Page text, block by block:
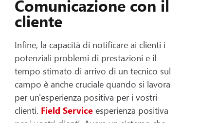
Comunicazione con il
cliente
Infine, la capacità di notificare ai clienti i
potenziali problemi di prestazioni e il
tempo stimato di arrivo di un tecnico sul
campo è anche cruciale quando si lavora
per un'esperienza positiva per i vostri
clienti. Field Service esperienza positiva